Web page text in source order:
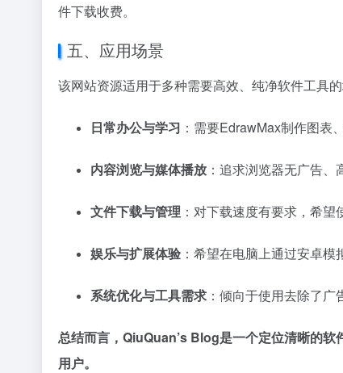
件下载收费。
五、应用场景
该网站资源适用于多种需要高效、纯净软件工具的
日常办公与学习 ：需要EdrawMax制作图表
内容浏览与媒体播放 ：追求浏览器无广告
文件下载与管理 ：对下载速度有要求，希
娱乐与扩展体验 ：希望在电脑上通过安卓
系统优化与工具需求 ：倾向于使用去除了广
总结而言，QiuQuan’s Blog是一个定位清晰的
用户。